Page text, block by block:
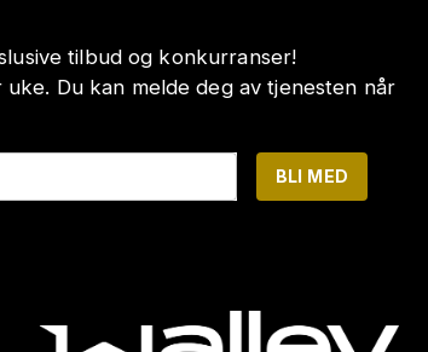
tilbud og konkurranser!
Du kan melde deg av tjenesten når
BLI MED